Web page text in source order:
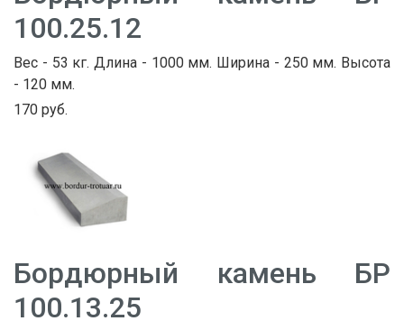
100.25.12
Вес - 53 кг. Длина - 1000 мм. Ширина - 250 мм. Высота
- 120 мм.
170 руб.
Бордюрный камень БР
100.13.25